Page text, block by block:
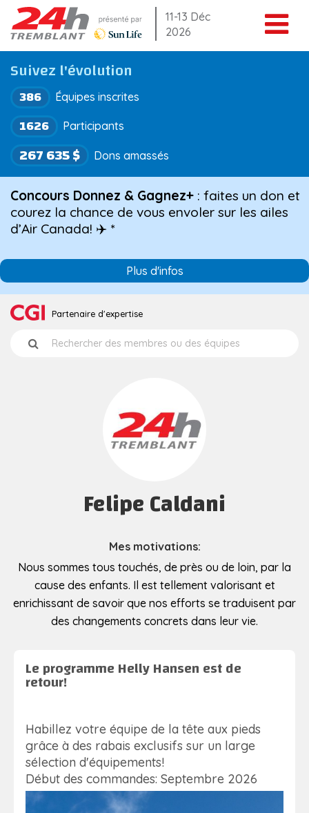
Aller
au
contenu
11-13 Déc
2026
Suivez l'évolution
386 Équipes inscrites
267 635 $ Dons amassés
1626 Participants
Concours Donnez & Gagnez+ : faites un don et
courez la chance de vous envoler sur les ailes
d’Air Canada! ✈️ *
Plus d'infos
Partenaire d'expertise
Felipe Caldani
Mes motivations:
Nous sommes tous touchés, de près ou de loin, par la
cause des enfants. Il est tellement valorisant et
enrichissant de savoir que nos efforts se traduisent par
des changements concrets dans leur vie.
Le programme Helly Hansen est de
retour!
Habillez votre équipe de la tête aux pieds
grâce à des rabais exclusifs sur un large
sélection d'équipements!
Début des commandes: Septembre 2026